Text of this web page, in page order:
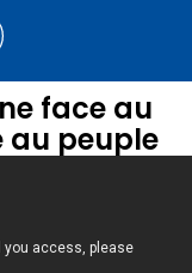
face au
au peuple